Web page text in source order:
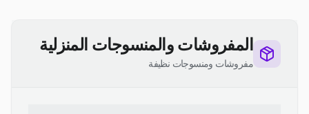
المفروشات والمنسوجات المنزلية
مفروشات ومنسوجات نظيفة